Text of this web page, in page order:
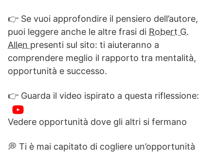
👉 Se vuoi approfondire il pensiero dell’autore,
puoi leggere anche le altre frasi di Robert G.
Allen presenti sul sito: ti aiuteranno a
comprendere meglio il rapporto tra mentalità,
opportunità e successo.
👉 Guarda il video ispirato a questa riflessione:
Vedere opportunità dove gli altri si fermano
💭 Ti è mai capitato di cogliere un’opportunità